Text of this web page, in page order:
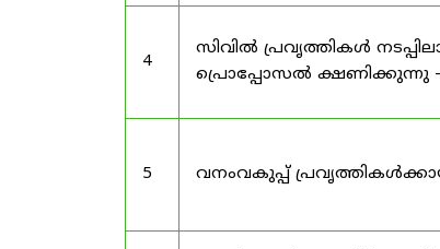
4
സിവിൽ പ്രവൃത്തികൾ
പ്രൊപ്പോസൽ ക്ഷണിക്കുന്നു -
5 വനംവകുപ്പ്